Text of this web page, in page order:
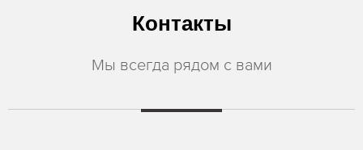
Контакты
Мы всегда рядом с вами